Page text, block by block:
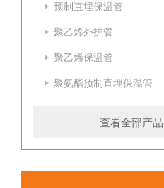
预制直埋保温管
聚乙烯外护管
聚乙烯保温管
聚氨酯预制直埋保温管
查看全部产品